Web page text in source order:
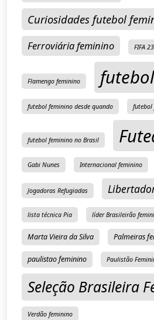
Curiosidades futebol
Ferroviária feminino FIFA 23
Flamengo feminino
futebol feminino desde quando futebol
futebol feminino no Brasil
Gabi Nunes Internacional feminino
Jogadoras Refugiadas
lista técnica Pia líder Brasileirão
Marta Vieira da Silva Palmeiras
paulistao feminino Paulistão
Seleção Brasileira
Verdão feminino